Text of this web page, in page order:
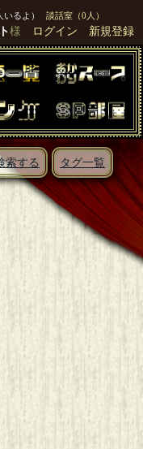
いるよ） 談話室（0人）
様 ログイン 新規登録
索する タグ一覧